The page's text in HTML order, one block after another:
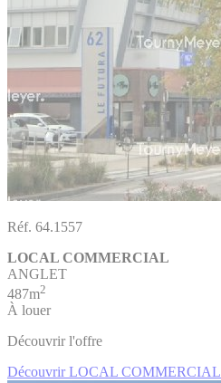
Réf. 64.1557
LOCAL COMMERCIAL
ANGLET
487m2
À louer
Découvrir l'offre
Découvrir LOCAL COMMERCIAL